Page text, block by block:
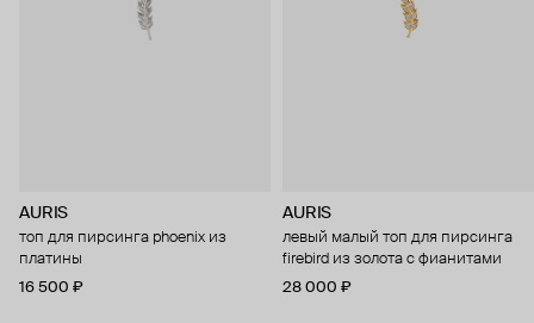
AURIS
топ для пирсинга phoenix из
платины
16 500 ₽
AURIS
левый малый топ для пирсинга
firebird из золота с фианитами
28 000 ₽